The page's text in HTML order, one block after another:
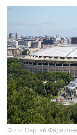
Фото: Сергей